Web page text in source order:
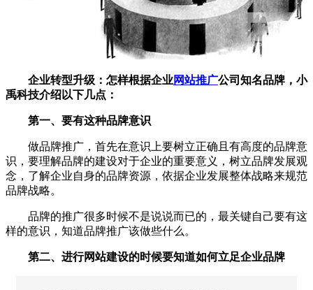
企业转型升级：怎样根据企业网站推广公司知名品牌，小
禹科技介绍以下几点：
第一、要有这种品牌意识
做品牌推广，首先在意识上要树立正确且有高度的品牌意
识，要理解品牌的建设对于企业的重要意义，树立品牌发展观
念，了解企业自身的品牌资源，依据企业发展整体战略来规范
品牌战略。
品牌的推广很多时候不是说说而已的，最关键自己要有这
样的意识，知道品牌推广该做些什么。
第二、进行网站建设的时候要知道如何立足企业品牌